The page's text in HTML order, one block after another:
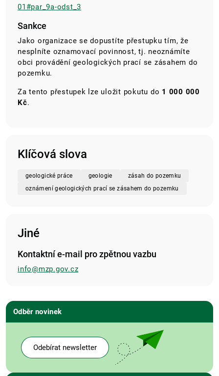
01#par_9a-odst_3
Sankce
Jako organizace se dopustíte přestupku tím, že
nesplníte oznamovací povinnost, tj. neoznámíte
obci provádění geologických prací se zásahem do
pozemku.
Za tento přestupek lze uložit pokutu do 1 000 000
Kč.
Klíčová slova
geologické práce geologie
zásah do pozemku
oznámení geologických prací se zásahem do pozemku
Jiné
Kontaktní e-mail pro zpětnou vazbu
info@mzp.gov.cz
Odběr novinek
Odebírat newsletter